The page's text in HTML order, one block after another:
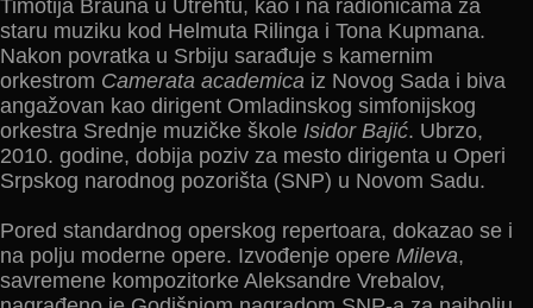
Timotija Brauna u Utrehtu, kao i na radionicama za
staru muziku kod Helmuta Rilinga i Tona Kupmana.
Nakon povratka u Srbiju sarađuje s kamernim
orkestrom Camerata academica iz Novog Sada i biva
angažovan kao dirigent Omladinskog simfonijskog
orkestra Srednje muzičke škole Isidor Bajić. Ubrzo,
2010. godine, dobija poziv za mesto dirigenta u Operi
Srpskog narodnog pozorišta (SNP) u Novom Sadu.
Pored standardnog operskog repertoara, dokazao se i
na polјu moderne opere. Izvođenje opere Mileva,
savremene kompozitorke Aleksandre Vrebalov,